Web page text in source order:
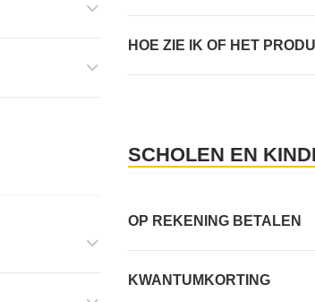
HOE ZIE IK OF HET
SCHOLEN EN
OP REKENING BETALEN
KWANTUMKORTING